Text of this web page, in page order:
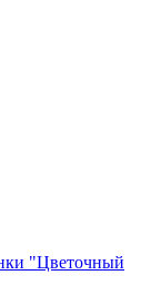
"Цветочный